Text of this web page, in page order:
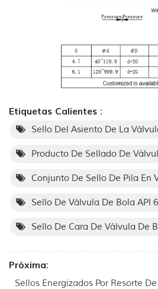
Etiquetas Calientes :
Sello Del Asiento De La
Producto De Sellado De
Conjunto De Sello De Pila En
Sello De Válvula De Bola API
Sello De Cara De Válvula De
Próxima:
Sellos Energizados Por Resorte De